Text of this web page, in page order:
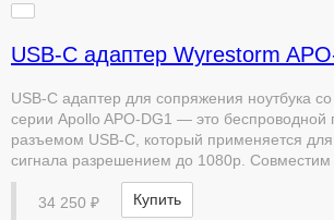
USB-С адаптер Wyrestorm
USB-С адаптер для сопряжения ноутбука
серии Apollo APO-DG1 — это беспроводной
разъемом USB-C, который применяется
сигнала разрешением до 1080p. Совместим
34 250 ₽ Купить